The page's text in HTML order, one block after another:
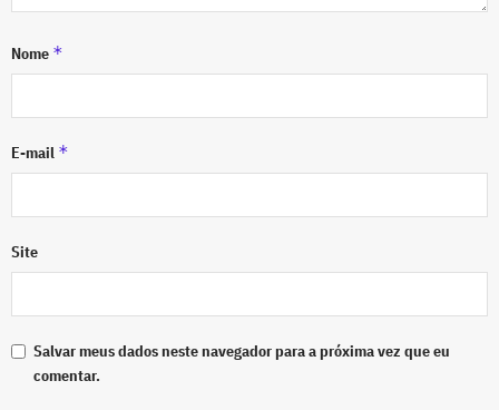
Nome *
E-mail *
Site
Salvar meus dados neste navegador para a próxima vez que eu
comentar.